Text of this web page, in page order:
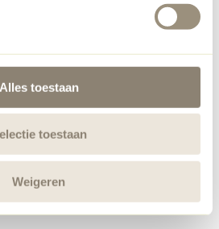
Alles toestaan
toestaan
Weigeren